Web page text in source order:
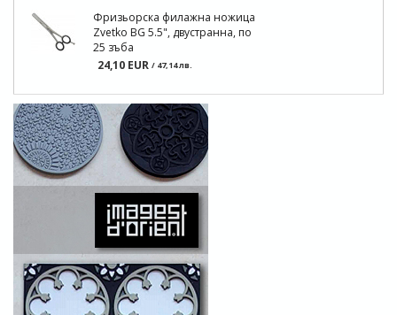
Фризьорска филажна ножица
Zvetko BG 5.5", двустранна, по
25 зъба
24,10 EUR / 47,14 лв.